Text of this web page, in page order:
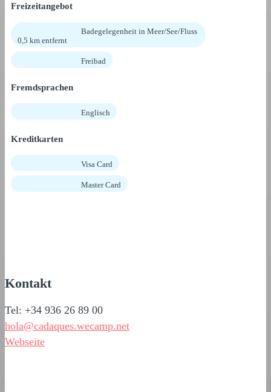
Freizeitangebot
Badegelegenheit in Meer/See/Fluss
0,5 km entfernt
Freibad
Fremdsprachen
Englisch
Kreditkarten
Visa Card
Master Card
Kontakt
Tel: +34 936 26 89 00
hola@cadaques.wecamp.net
Webseite